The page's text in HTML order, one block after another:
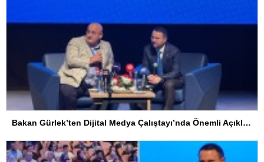
Bakan Gürlek’ten Dijital Medya Çalıştayı’nda Önemli Açıklamalar